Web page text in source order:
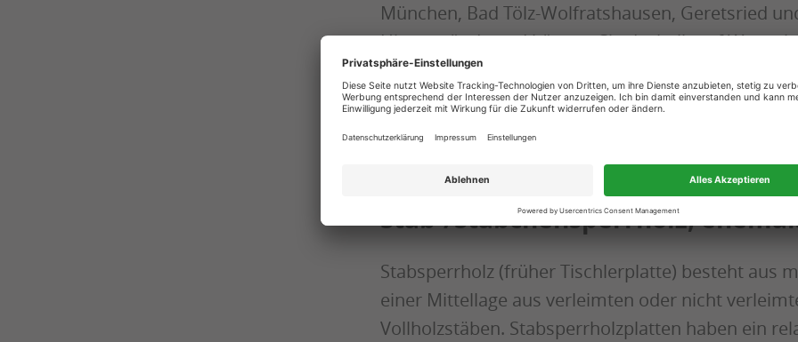
München, Bad Tölz-Wolfratshausen, Geretsried
Hintergründe und können Sie deshalb auf
Bei uns erhalten Sie Sperrholz aus Birke und
Sperrholz aus Seekiefer: vielfach lagermäßig und
Anfrage!
Stab-/Stäbchensperrholz,
Stabsperrholz (früher Tischlerplatte) besteht aus
einer Mittellage aus verleimten oder nicht
Vollholzstäben. Stabsperrholzplatten haben ein